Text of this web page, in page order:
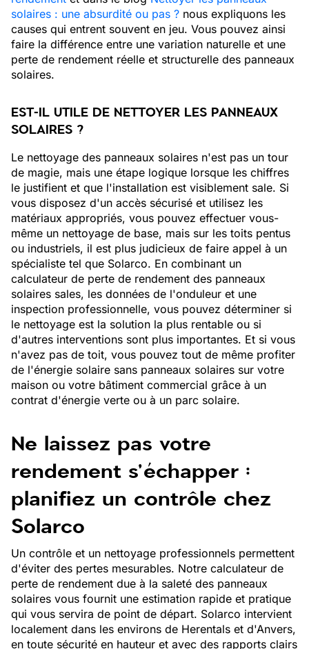
solaires : une absurdité ou pas ? nous expliquons les
causes qui entrent souvent en jeu. Vous pouvez ainsi
faire la différence entre une variation naturelle et une
perte de rendement réelle et structurelle des panneaux
solaires.
EST-IL UTILE DE NETTOYER LES PANNEAUX
SOLAIRES ?
Le nettoyage des panneaux solaires n'est pas un tour
de magie, mais une étape logique lorsque les chiffres
le justifient et que l'installation est visiblement sale. Si
vous disposez d'un accès sécurisé et utilisez les
matériaux appropriés, vous pouvez effectuer vous-
même un nettoyage de base, mais sur les toits pentus
ou industriels, il est plus judicieux de faire appel à un
spécialiste tel que Solarco. En combinant un
calculateur de perte de rendement des panneaux
solaires sales, les données de l'onduleur et une
inspection professionnelle, vous pouvez déterminer si
le nettoyage est la solution la plus rentable ou si
d'autres interventions sont plus importantes. Et si vous
n'avez pas de toit, vous pouvez tout de même profiter
de l'énergie solaire sans panneaux solaires sur votre
maison ou votre bâtiment commercial grâce à un
contrat d'énergie verte ou à un parc solaire.
Ne laissez pas votre
rendement s'échapper :
planifiez un contrôle chez
Solarco
Un contrôle et un nettoyage professionnels permettent
d'éviter des pertes mesurables. Notre calculateur de
perte de rendement due à la saleté des panneaux
solaires vous fournit une estimation rapide et pratique
qui vous servira de point de départ. Solarco intervient
localement dans les environs de Herentals et d'Anvers,
en toute sécurité en hauteur et avec des rapports clairs